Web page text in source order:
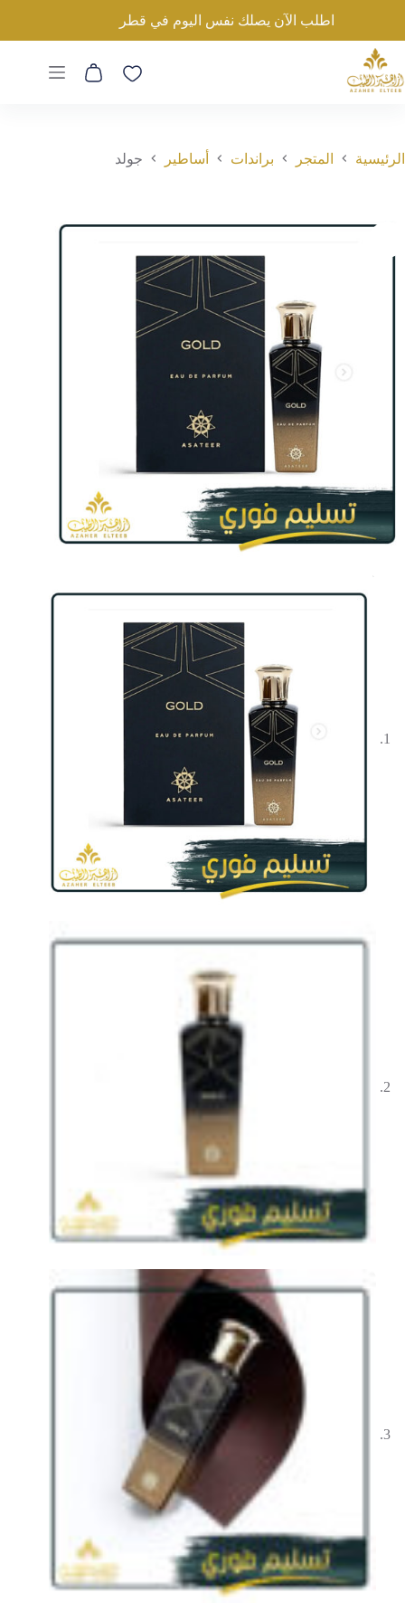
المحتوى600 ر.ق
إضافة إلى السلة
اطلب الآن يصلك نفس اليوم في قطر
عربة
الرئيسية المتجر براندات أساطير جولد